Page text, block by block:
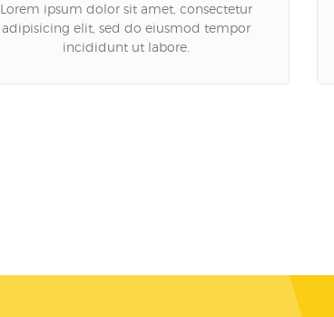
Lorem ipsum dolor sit amet, consectetur
adipisicing elit, sed do eiusmod tempor
incididunt ut labore.